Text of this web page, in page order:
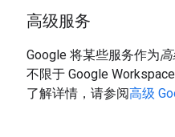
高级服务
Google 将某些服务作为
不限于 Google
了解详情，请参阅高级